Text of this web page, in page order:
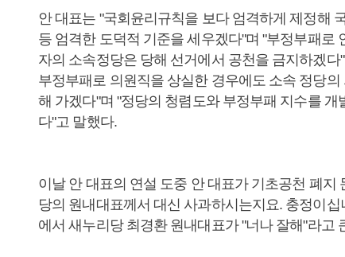
안 대표는 "국회윤리규칙을 보다 엄격하게 제정해
등 엄격한 도덕적 기준을 세우겠다"며 "부정부패로
자의 소속정당은 당해 선거에서 공천을 금지하겠다
부정부패로 의원직을 상실한 경우에도 소속 정당
해 가겠다"며 "정당의 청렴도와 부정부패 지수를
다"고 말했다.
이날 안 대표의 연설 도중 안 대표가 기초공천 폐지
당의 원내대표께서 대신 사과하시는지요. 충정이
에서 새누리당 최경환 원내대표가 "너나 잘해"라고